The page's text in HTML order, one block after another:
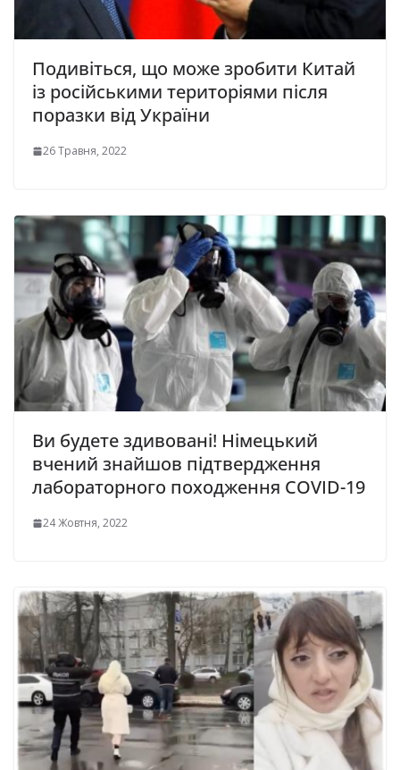
Подивіться, що може зробити Китай
із російськими територіями після
поразки від України
26 Травня, 2022
Ви будете здивовані! Німецький
вчений знайшов підтвердження
лабораторного походження COVID-19
24 Жовтня, 2022